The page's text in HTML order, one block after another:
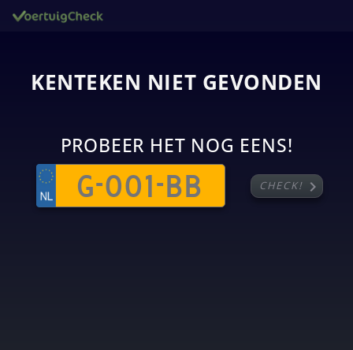
KENTEKEN NIET GEVONDEN
PROBEER HET NOG EENS!
CHECK! chevron_right